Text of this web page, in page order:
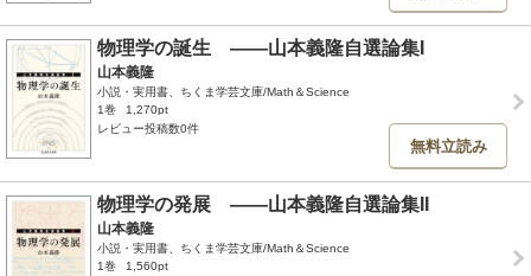
物理学の誕生 ――山本義隆自選論集I
山本義隆
小説・実用書、ちくま学芸文庫/Math＆Science
1巻
1,270pt
レビュー投稿数0件
無料立読み
物理学の発展 ――山本義隆自選論集II
山本義隆
小説・実用書、ちくま学芸文庫/Math＆Science
1巻
1,560pt